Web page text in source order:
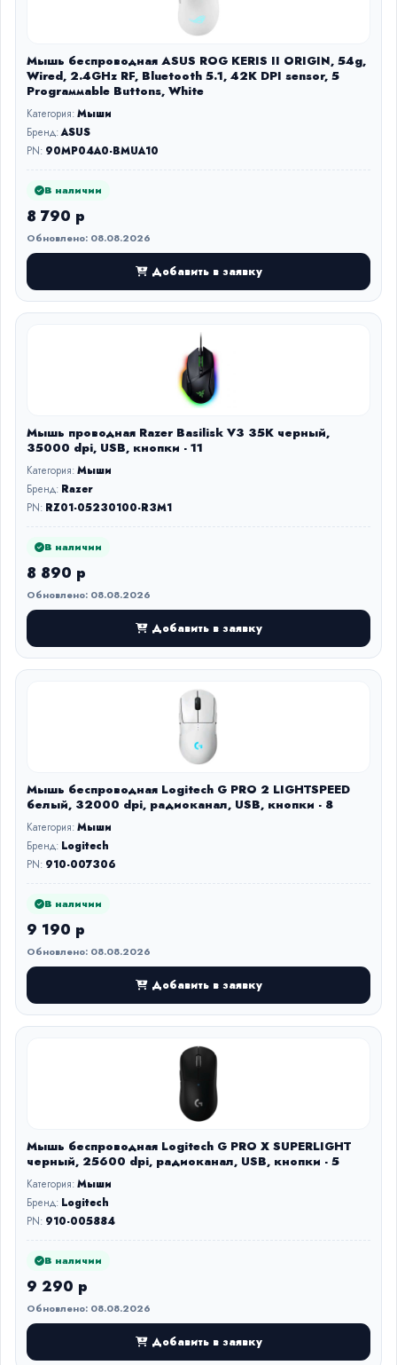
Мышь беспроводная ASUS ROG KERIS II ORIGIN, 54g,
Wired, 2.4GHz RF, Bluetooth 5.1, 42K DPI sensor, 5
Prograммable Buttons, White
Категория:Мыши
Бренд:ASUS
PN: 90MP04A0-BMUA10
В наличии
8 790 р
Обновлено: 08.08.2026
Добавить в заявку
Мышь проводная Razer Basilisk V3 35K черный,
35000 dpi, USB, кнопки - 11
Категория:Мыши
Бренд: Razer
PN: RZ01-05230100-R3M1
В наличии
8 890 р
Обновлено: 08.08.2026
Добавить в заявку
Мышь беспроводная Logitech G PRO 2 LIGHTSPEED
белый, 32000 dpi, радиоканал, USB, кнопки - 8
Категория:Мыши
Бренд: Logitech
PN: 910-007306
В наличии
9 190 р
Обновлено: 08.08.2026
Добавить в заявку
Мышь беспроводная Logitech G PRO X SUPERLIGHT
черный, 25600 dpi, радиоканал, USB, кнопки - 5
Категория:Мыши
Бренд: Logitech
PN: 910-005884
В наличии
9 290 р
Обновлено: 08.08.2026
Добавить в заявку